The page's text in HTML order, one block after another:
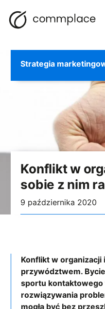
Przejdź
do
Nawigacja
BLOG
Konflikt w
sobie z nim
9 października 2020
Strategia
Konflikt w organizacji
przywództwem.
sportu kontaktowego
rozwiązywania
mogła być bez